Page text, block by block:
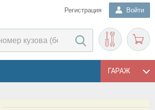
Регистрация Войти
ГАРАЖ